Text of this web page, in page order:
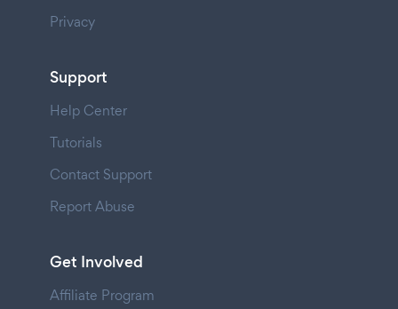
Privacy
Support
Help Center
Tutorials
Contact Support
Report Abuse
Get Involved
Affiliate Program